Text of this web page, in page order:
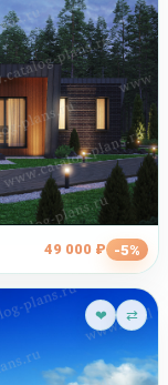
49 000 ₽ -5%
❤ ⇄